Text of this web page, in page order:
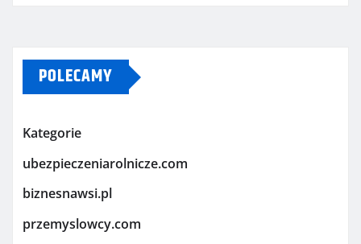
POLECAMY
Kategorie
ubezpieczeniarolnicze.com
biznesnawsi.pl
przemyslowcy.com